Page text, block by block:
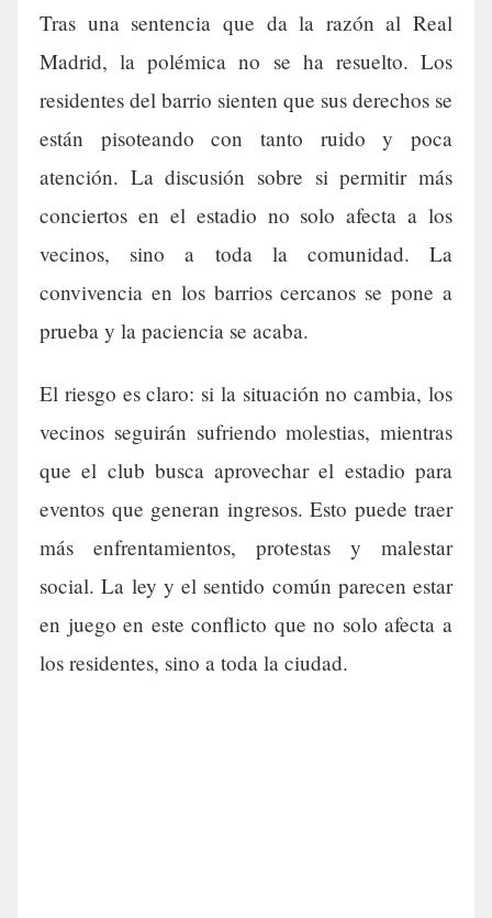
Tras una sentencia que da la razón al Real
Madrid, la polémica no se ha resuelto. Los
residentes del barrio sienten que sus derechos se
están pisoteando con tanto ruido y poca
atención. La discusión sobre si permitir más
conciertos en el estadio no solo afecta a los
vecinos, sino a toda la comunidad. La
convivencia en los barrios cercanos se pone a
prueba y la paciencia se acaba.
El riesgo es claro: si la situación no cambia, los
vecinos seguirán sufriendo molestias, mientras
que el club busca aprovechar el estadio para
eventos que generan ingresos. Esto puede traer
más enfrentamientos, protestas y malestar
social. La ley y el sentido común parecen estar
en juego en este conflicto que no solo afecta a
los residentes, sino a toda la ciudad.